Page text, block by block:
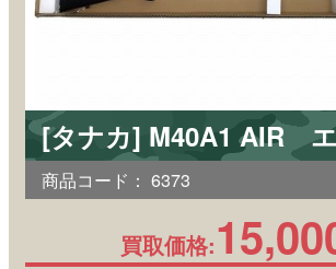
[タナカ] M40A1 AIR
商品コード： 6373
買取価格: